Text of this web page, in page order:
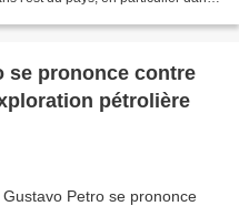
se prononce contre
pétrolière